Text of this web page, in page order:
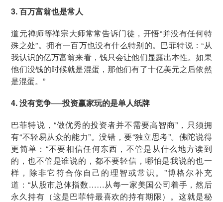
3. 百万富翁也是常人
道元禅师等禅宗大师常常告诉门徒，开悟“并没有任何特
殊之处”。拥有一百万也没有什么特别的。巴菲特说：“从
我认识的亿万富翁来看，钱只会让他们显露出本性。如果
他们没钱的时候就是混蛋，那他们有了十亿美元之后依然
是混蛋。”
4. 没有竞争──投资赢家玩的是单人纸牌
巴菲特说，“做优秀的投资者并不需要高智商”，只须拥
有“不轻易从众的能力”。没错，要“独立思考”。佛陀说得
更简单：“不要相信任何东西，不管是从什么地方读到
的，也不管是谁说的，都不要轻信，哪怕是我说的也一
样，除非它符合你自己的理智或常识。”博格尔补充
道：“从股市总体指数……从每一家美国公司着手，然后
永久持有（这是巴菲特最喜欢的持有期限）。这就是秘